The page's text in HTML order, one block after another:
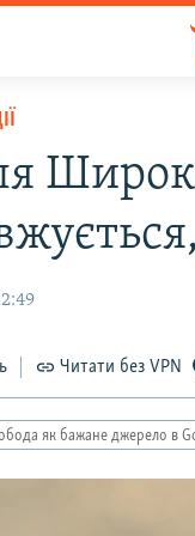
Читати без VPN
як бажане джерело в